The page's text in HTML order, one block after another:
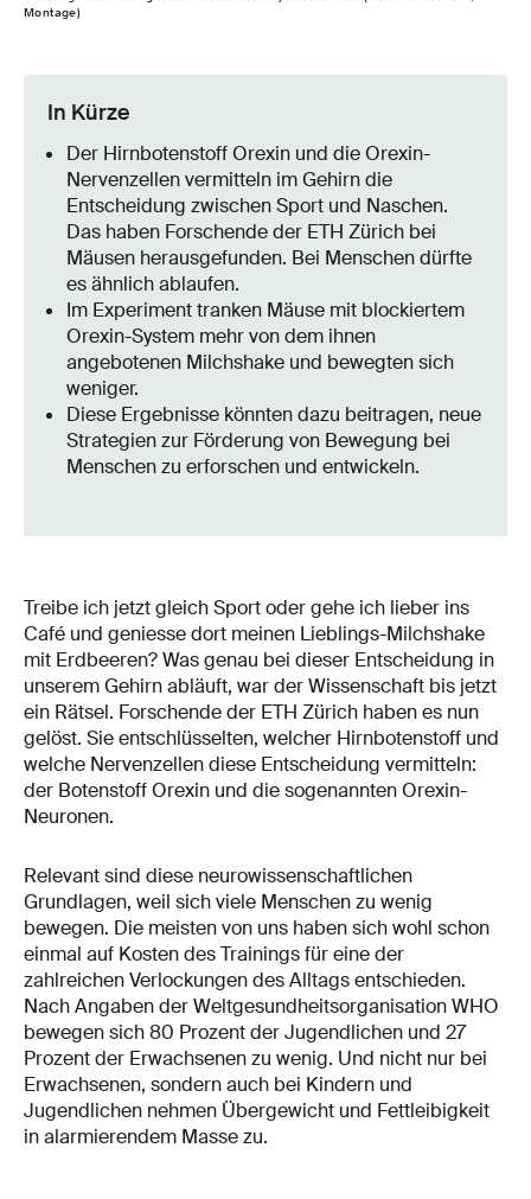
Montage)
In Kürze
Der Hirnbotenstoff Orexin und die Orexin-
Nervenzellen vermitteln im Gehirn die
Entscheidung zwischen Sport und Naschen.
Das haben Forschende der ETH Zürich bei
Mäusen herausgefunden. Bei Menschen dürfte
es ähnlich ablaufen.
Im Experiment tranken Mäuse mit blockiertem
Orexin-System mehr von dem ihnen
angebotenen Milchshake und bewegten sich
weniger.
Diese Ergebnisse könnten dazu beitragen, neue
Strategien zur Förderung von Bewegung bei
Menschen zu erforschen und entwickeln.
Treibe ich jetzt gleich Sport oder gehe ich lieber ins
Café und geniesse dort meinen Lieblings-Milchshake
mit Erdbeeren? Was genau bei dieser Entscheidung in
unserem Gehirn abläuft, war der Wissenschaft bis jetzt
ein Rätsel. Forschende der ETH Zürich haben es nun
gelöst. Sie entschlüsselten, welcher Hirnbotenstoff und
welche Nervenzellen diese Entscheidung vermitteln:
der Botenstoff Orexin und die sogenannten Orexin-
Neuronen.
Relevant sind diese neurowissenschaftlichen
Grundlagen, weil sich viele Menschen zu wenig
bewegen. Die meisten von uns haben sich wohl schon
einmal auf Kosten des Trainings für eine der
zahlreichen Verlockungen des Alltags entschieden.
Nach Angaben der Weltgesundheitsorganisation WHO
bewegen sich 80 Prozent der Jugendlichen und 27
Prozent der Erwachsenen zu wenig. Und nicht nur bei
Erwachsenen, sondern auch bei Kindern und
Jugendlichen nehmen Übergewicht und Fettleibigkeit
in alarmierendem Masse zu.